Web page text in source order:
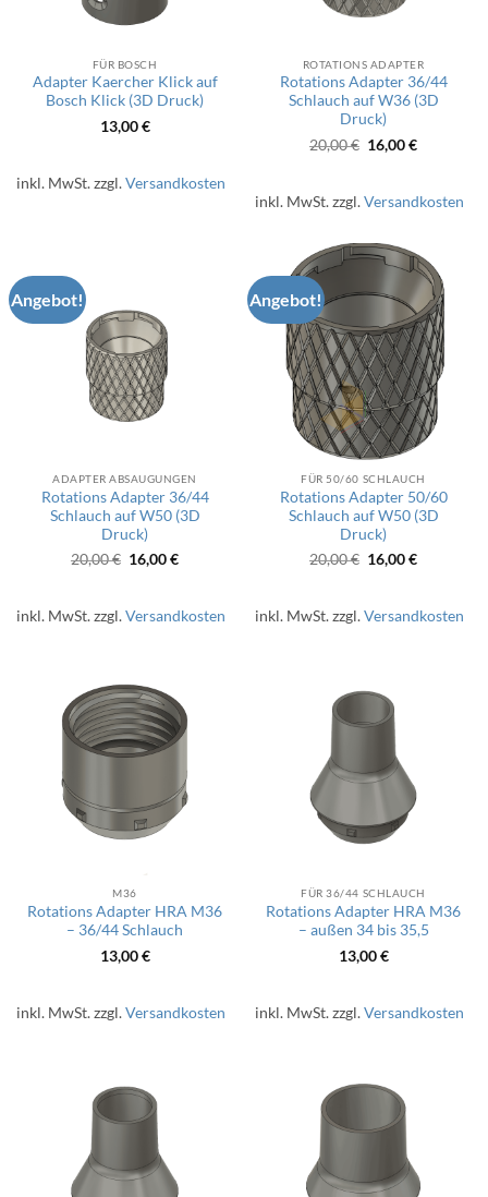
FÜR BOSCH
Adapter Kaercher Klick auf
Bosch Klick (3D Druck)
13,00€
inkl. MwSt.zzgl.Versandkosten
ROTATIONS ADAPTER
Rotations Adapter 36/44
Schlauch auf W36 (3D
Druck)
20,00€ Ursprünglicher
Preis
16,00€Aktueller
inkl. MwSt.zzgl.Versandkosten
Angebot!
ADAPTER ABSAUGUNGEN
Rotations Adapter 36/44
Schlauch auf W50 (3D
Druck)
20,00€ Ursprünglicher
Preis
16,00€Aktueller
inkl. MwSt.zzgl.Versandkosten
Angebot!
FÜR 50/60 SCHLAUCH
Rotations Adapter 50/60
Schlauch auf W50 (3D
Druck)
20,00€ Ursprünglicher
Preis
16,00€Aktueller
inkl. MwSt.zzgl.Versandkosten
M36
Rotations Adapter HRA M36
– 36/44 Schlauch
13,00€
inkl. MwSt.zzgl.Versandkosten
FÜR 36/44 SCHLAUCH
Rotations Adapter HRA M36
– außen 34 bis 35,5
13,00€
inkl. MwSt.zzgl.Versandkosten